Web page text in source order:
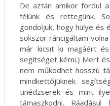
De aztán amikor fordul
félünk és rettegünk.
gondoljuk, hogy hülye és
sokszor ráncigáltam
már kicsit ki magáért
segítséget kérni.) Mert
nem működhet hosszú
mindkettőjüknek
tinédzserek és mint
támaszkodni.